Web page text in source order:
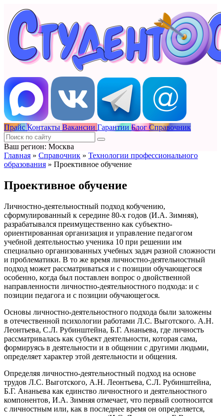
Прайс Контакты Вакансии Гарантии Блог Справочник
Ваш регион: Москва
Главная » Справочник » Технологии профессионального
образования » Проективное обучение
Проективное обучение
Личностно-деятельностный подход кобучению,
сформулированный к середине 80-х годов (И.А. Зимняя),
разрабатывался преимущественно как субъектно-
ориентированная организация и управление педагогом
учебной деятельностью ученика 10 при решении им
специально организованных учебных задач разной сложности
и проблематики. В то же время личностно-деятельностный
подход может рассматриваться и с позиции обучающегося
особенно, когда был поставлен вопрос о двойственной
направленности личностно-деятельностного подхода: и с
позиции педагога и с позиции обучающегося.
Основы личностно-деятельностного подхода были заложены
в отечественной психологии работами Л.С. Выготского. А.Н.
Леонтьева, С.Л. Рубинштейна, Б.Г. Ананьева, где личность
рассматривалась как субъект деятельности, которая сама,
формируясь в деятельности и в общении с другими людьми,
определяет характер этой деятельности и общения.
Определяя личностно-деятельностный подход на основе
трудов Л.С. Выготского, А.Н. Леонтьева, С.Л. Рубинштейна,
Б.Г. Ананьева как единство личностного и деятельностного
компонентов, И.А. Зимняя отмечает, что первый соотносится
с личностным или, как в последнее время он определяется,